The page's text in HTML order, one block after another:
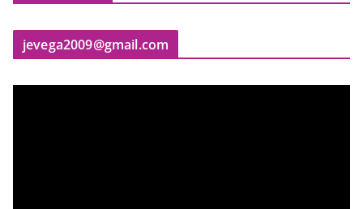
jevega2009@gmail.com